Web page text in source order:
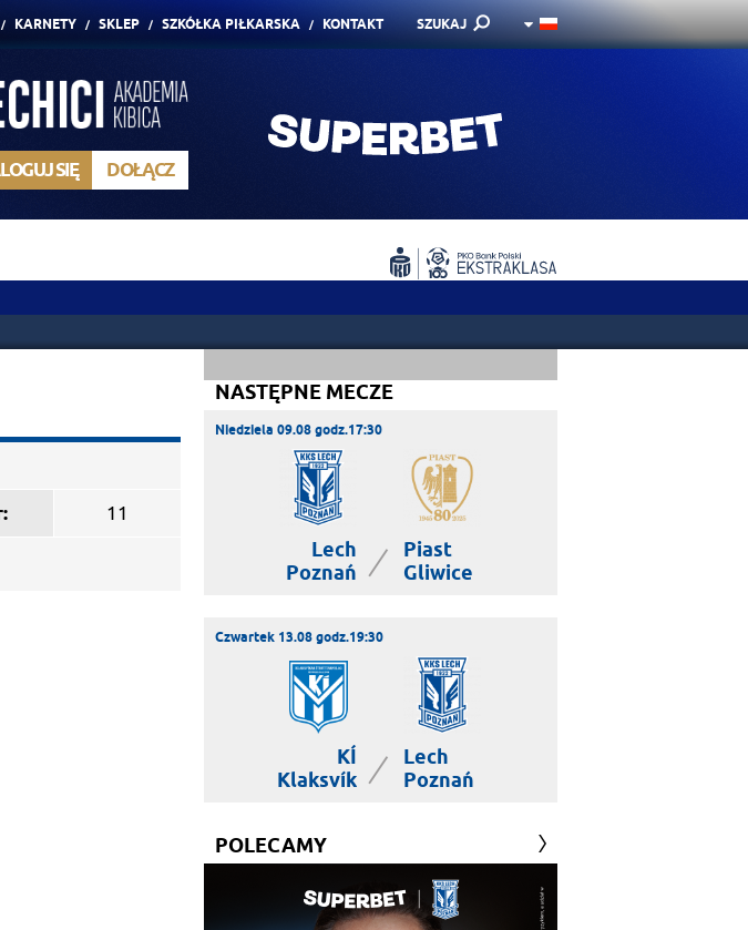
KARNETY SKLEP SZKÓŁKA PIŁKARSKA KONTAKT SZUKAJ
SIĘ DOŁĄCZ
11
NASTĘPNE MECZE
Niedziela 09.08 godz.17:30
Lech
Poznań
|
Piast
Gliwice
Czwartek 13.08 godz.19:30
KÍ
Klaksvík
|
Lech
Poznań
POLECAMY